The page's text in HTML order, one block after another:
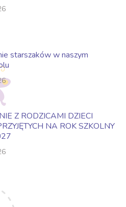
starszaków w naszym
Z RODZICAMI DZIECI
NA ROK SZKOLNY